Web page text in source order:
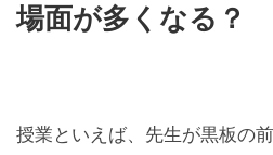
場面が多くなる？
授業といえば、先生が黒板の